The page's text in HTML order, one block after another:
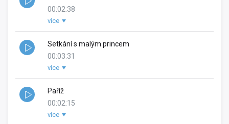
00:02:38
Rok vydání:
více
Setkání s malým princem
00:03:31
Rok vydání:
více
Paříž
00:02:15
Rok vydání:
více